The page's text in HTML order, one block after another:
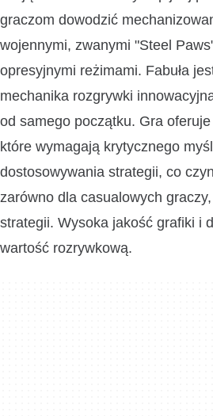
graczom dowodzić
wojennymi, zwanymi "Steel
opresyjnymi reżimami. Fabuła
mechanika rozgrywki
od samego początku. Gra
które wymagają krytycznego
dostosowywania strategii, co
zarówno dla casualowych
strategii. Wysoka jakość grafiki i
wartość rozrywkową.